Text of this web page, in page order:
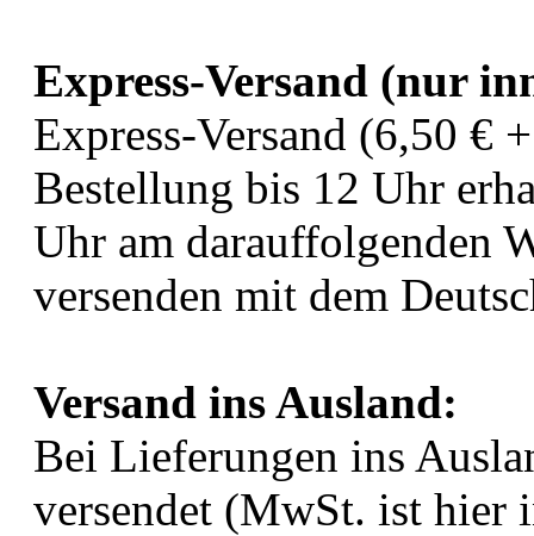
Express-Versand (nur
Express-Versand (6,50 €
Bestellung bis 12 Uhr
Uhr am darauffolgenden
versenden mit dem
Versand ins Ausland:
Bei Lieferungen ins
versendet (MwSt. ist hier